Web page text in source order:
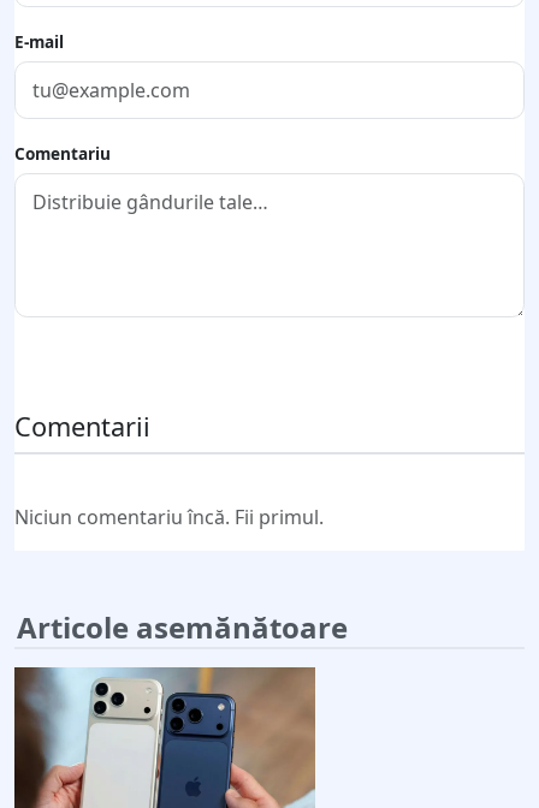
E-mail
Comentariu
Comentarii
Niciun comentariu încă. Fii primul.
Articole asemănătoare